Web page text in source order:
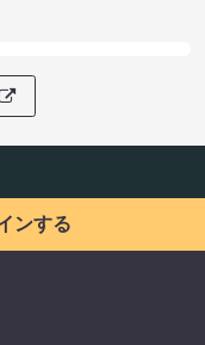
ンする